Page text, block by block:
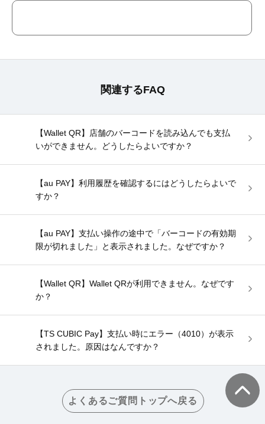
関連するFAQ
【Wallet QR】店舗のバーコードを読み込んでも支払
いができません。どうしたらよいですか？
【au PAY】利用履歴を確認するにはどうしたらよいで
すか？
【au PAY】支払い操作の途中で「バーコードの有効期
限が切れました」と表示されました。なぜですか？
【Wallet QR】Wallet QRが利用できません。なぜです
か？
【TS CUBIC Pay】支払い時にエラー（4010）が表示
されました。原因はなんですか？
よくあるご質問トップへ戻る